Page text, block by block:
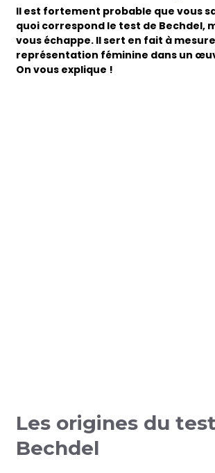
Il est fortement probable que vous
quoi correspond le test de Bechdel,
vous échappe. Il sert en fait à
représentation féminine dans un
On vous explique !
Les origines du
Bechdel